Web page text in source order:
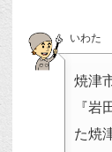
いわた
焼津
『岩
た焼